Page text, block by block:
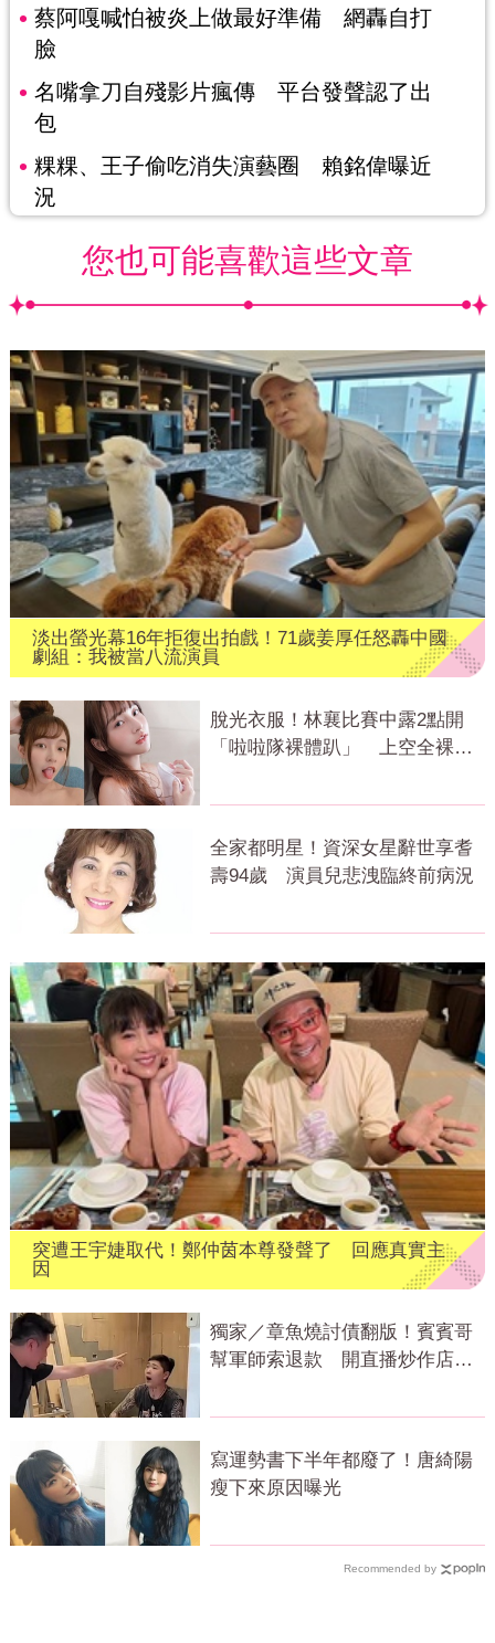
蔡阿嘎喊怕被炎上做最好準備 網轟自打
臉
名嘴拿刀自殘影片瘋傳 平台發聲認了出
包
粿粿、王子偷吃消失演藝圈 賴銘偉曝近
況
您也可能喜歡這些文章
淡出螢光幕16年拒復出拍戲！71歲姜厚任怒轟中國
劇組：我被當八流演員
脫光衣服！林襄比賽中露2點開
「啦啦隊裸體趴」 上空全裸被
全家都明星！資深女星辭世享耆
壽94歲 演員兒悲洩臨終前病況
突遭王宇婕取代！鄭仲茵本尊發聲了 回應真實主
因
獨家／章魚燒討債翻版！賓賓哥
幫軍師索退款 開直播炒作店家
寫運勢書下半年都廢了！唐綺陽
瘦下來原因曝光
Recommended by